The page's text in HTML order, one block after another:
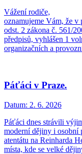
Vážení rodiče,
oznamujeme Vám, že v
odst. 2 zákona č. 561/
předpisů, vyhlášen 1
organizačních a
Páťáci v Praze.
Datum: 2. 6. 2026
Páťáci dnes strávili
moderní dějiny i osobní
atentátu na Reinharda
místa, kde se velké